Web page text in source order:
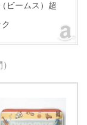
ビームス）超